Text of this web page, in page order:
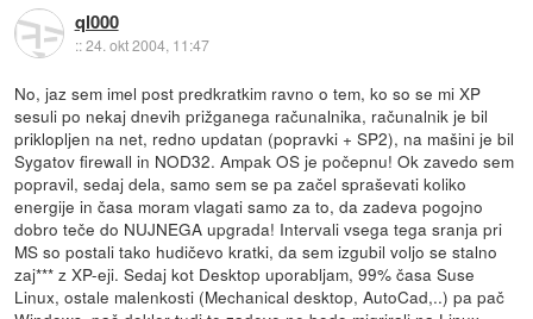
ql000
::24. okt 2004, 11:47
No, jaz sem imel post predkratkim ravno o tem, ko so se mi XP
sesuli po nekaj dnevih prižganega računalnika, računalnik je bil
priklopljen na net, redno updatan (popravki + SP2), na mašini je bil
Sygatov firewall in NOD32. Ampak OS je počepnu! Ok zavedo sem
popravil, sedaj dela, samo sem se pa začel spraševati koliko
energije in časa moram vlagati samo za to, da zadeva pogojno
dobro teče do NUJNEGA upgrada! Intervali vsega tega sranja pri
MS so postali tako hudičevo kratki, da sem izgubil voljo se stalno
zaj*** z XP-eji. Sedaj kot Desktop uporabljam, 99% časa Suse
Linux, ostale malenkosti (Mechanical desktop, AutoCad,..) pa pač